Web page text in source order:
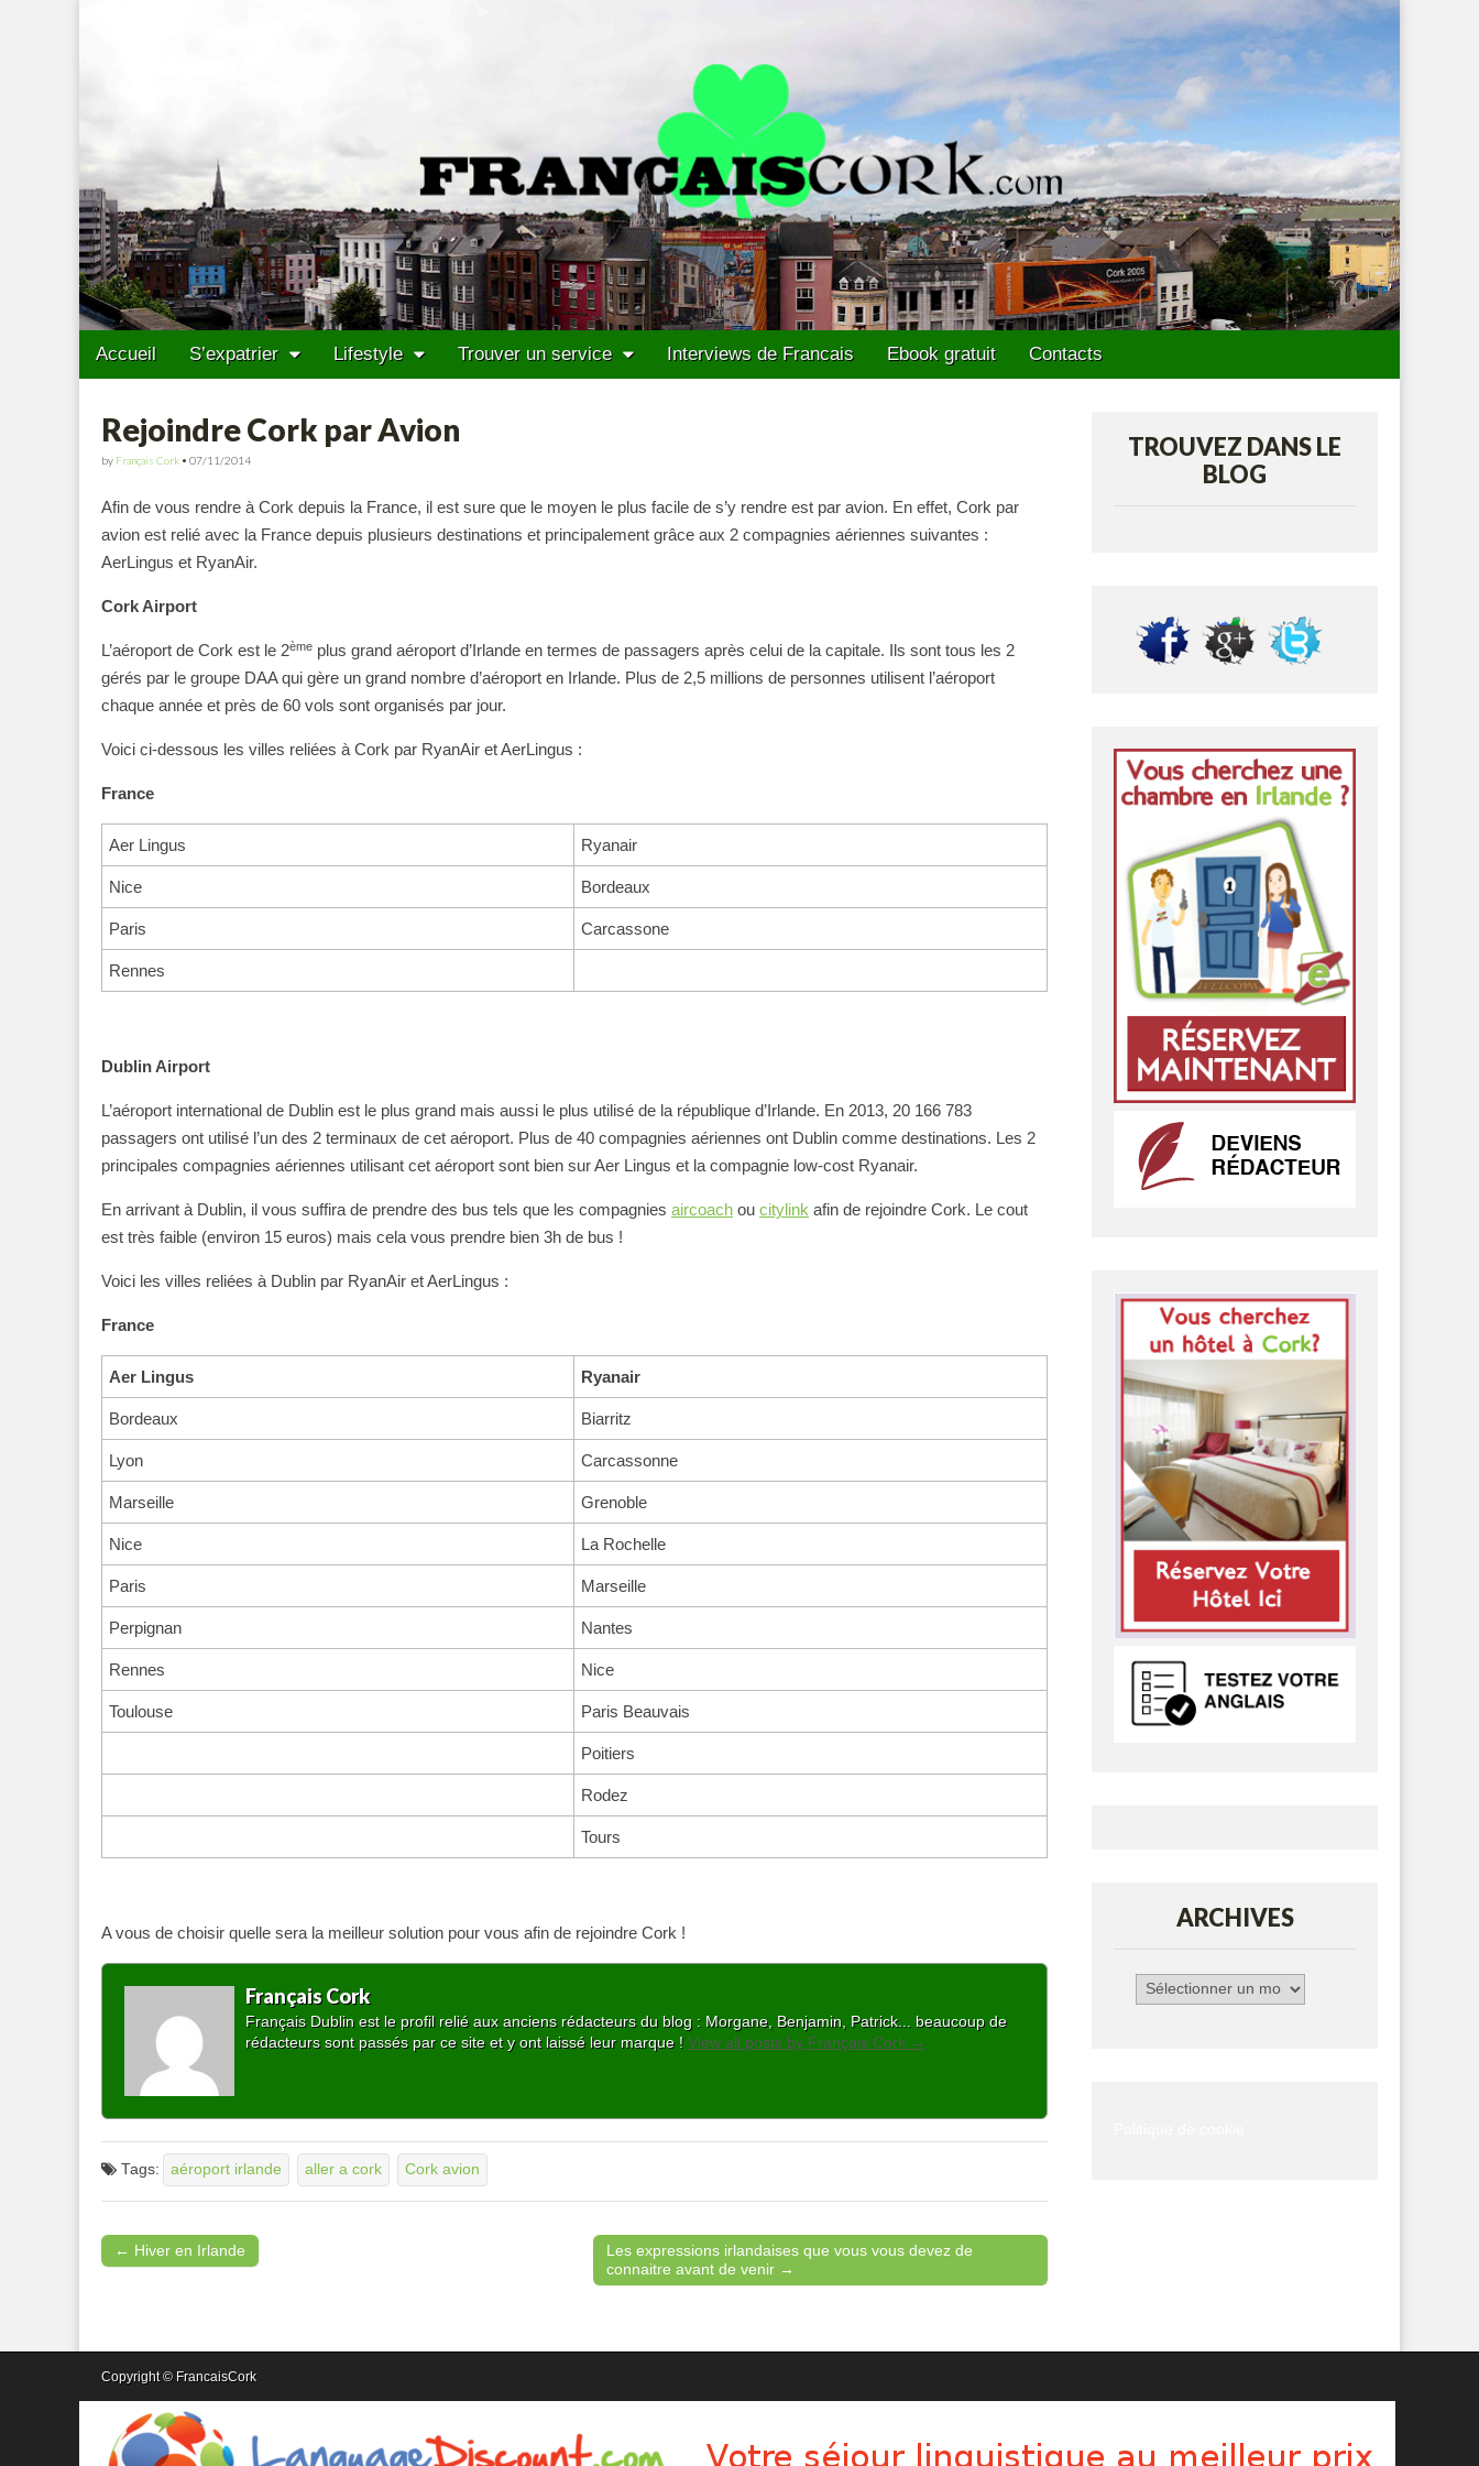
Main menu
Skip to content
Accueil S’expatrier Lifestyle Trouver un service Interviews de Francais Ebook gratuit Contacts
Rejoindre Cork par Avion
by Français Cork • 07/11/2014
Afin de vous rendre à Cork depuis la France, il est sure que le moyen le plus facile de s’y rendre est par avion. En effet, Cork par
avion est relié avec la France depuis plusieurs destinations et principalement grâce aux 2 compagnies aériennes suivantes :
AerLingus et RyanAir.
Cork Airport
L’aéroport de Cork est le 2ème plus grand aéroport d’Irlande en termes de passagers après celui de la capitale. Ils sont tous les 2
gérés par le groupe DAA qui gère un grand nombre d’aéroport en Irlande. Plus de 2,5 millions de personnes utilisent l’aéroport
chaque année et près de 60 vols sont organisés par jour.
Voici ci-dessous les villes reliées à Cork par RyanAir et AerLingus :
France
Aer Lingus Ryanair
Nice Bordeaux
Paris Carcassone
Rennes
Dublin Airport
L’aéroport international de Dublin est le plus grand mais aussi le plus utilisé de la république d’Irlande. En 2013, 20 166 783
passagers ont utilisé l’un des 2 terminaux de cet aéroport. Plus de 40 compagnies aériennes ont Dublin comme destinations. Les 2
principales compagnies aériennes utilisant cet aéroport sont bien sur Aer Lingus et la compagnie low-cost Ryanair.
En arrivant à Dublin, il vous suffira de prendre des bus tels que les compagnies aircoach ou citylink afin de rejoindre Cork. Le cout
est très faible (environ 15 euros) mais cela vous prendre bien 3h de bus !
Voici les villes reliées à Dublin par RyanAir et AerLingus :
France
Aer Lingus Ryanair
Bordeaux Biarritz
Lyon Carcassonne
Marseille Grenoble
Nice La Rochelle
Paris Marseille
Perpignan Nantes
Rennes Nice
Toulouse Paris Beauvais
Poitiers
Rodez
Tours
A vous de choisir quelle sera la meilleur solution pour vous afin de rejoindre Cork !
Français Cork
Français Dublin est le profil relié aux anciens rédacteurs du blog : Morgane, Benjamin, Patrick... beaucoup de
rédacteurs sont passés par ce site et y ont laissé leur marque ! View all posts by Français Cork →
Tags: aéroport irlande aller a cork Cork avion
Post navigation
← Hiver en Irlande
Les expressions irlandaises que vous vous devez de
connaitre avant de venir →
TROUVEZ DANS LE
BLOG
ARCHIVES
Archives
Copyright © FrancaisCork